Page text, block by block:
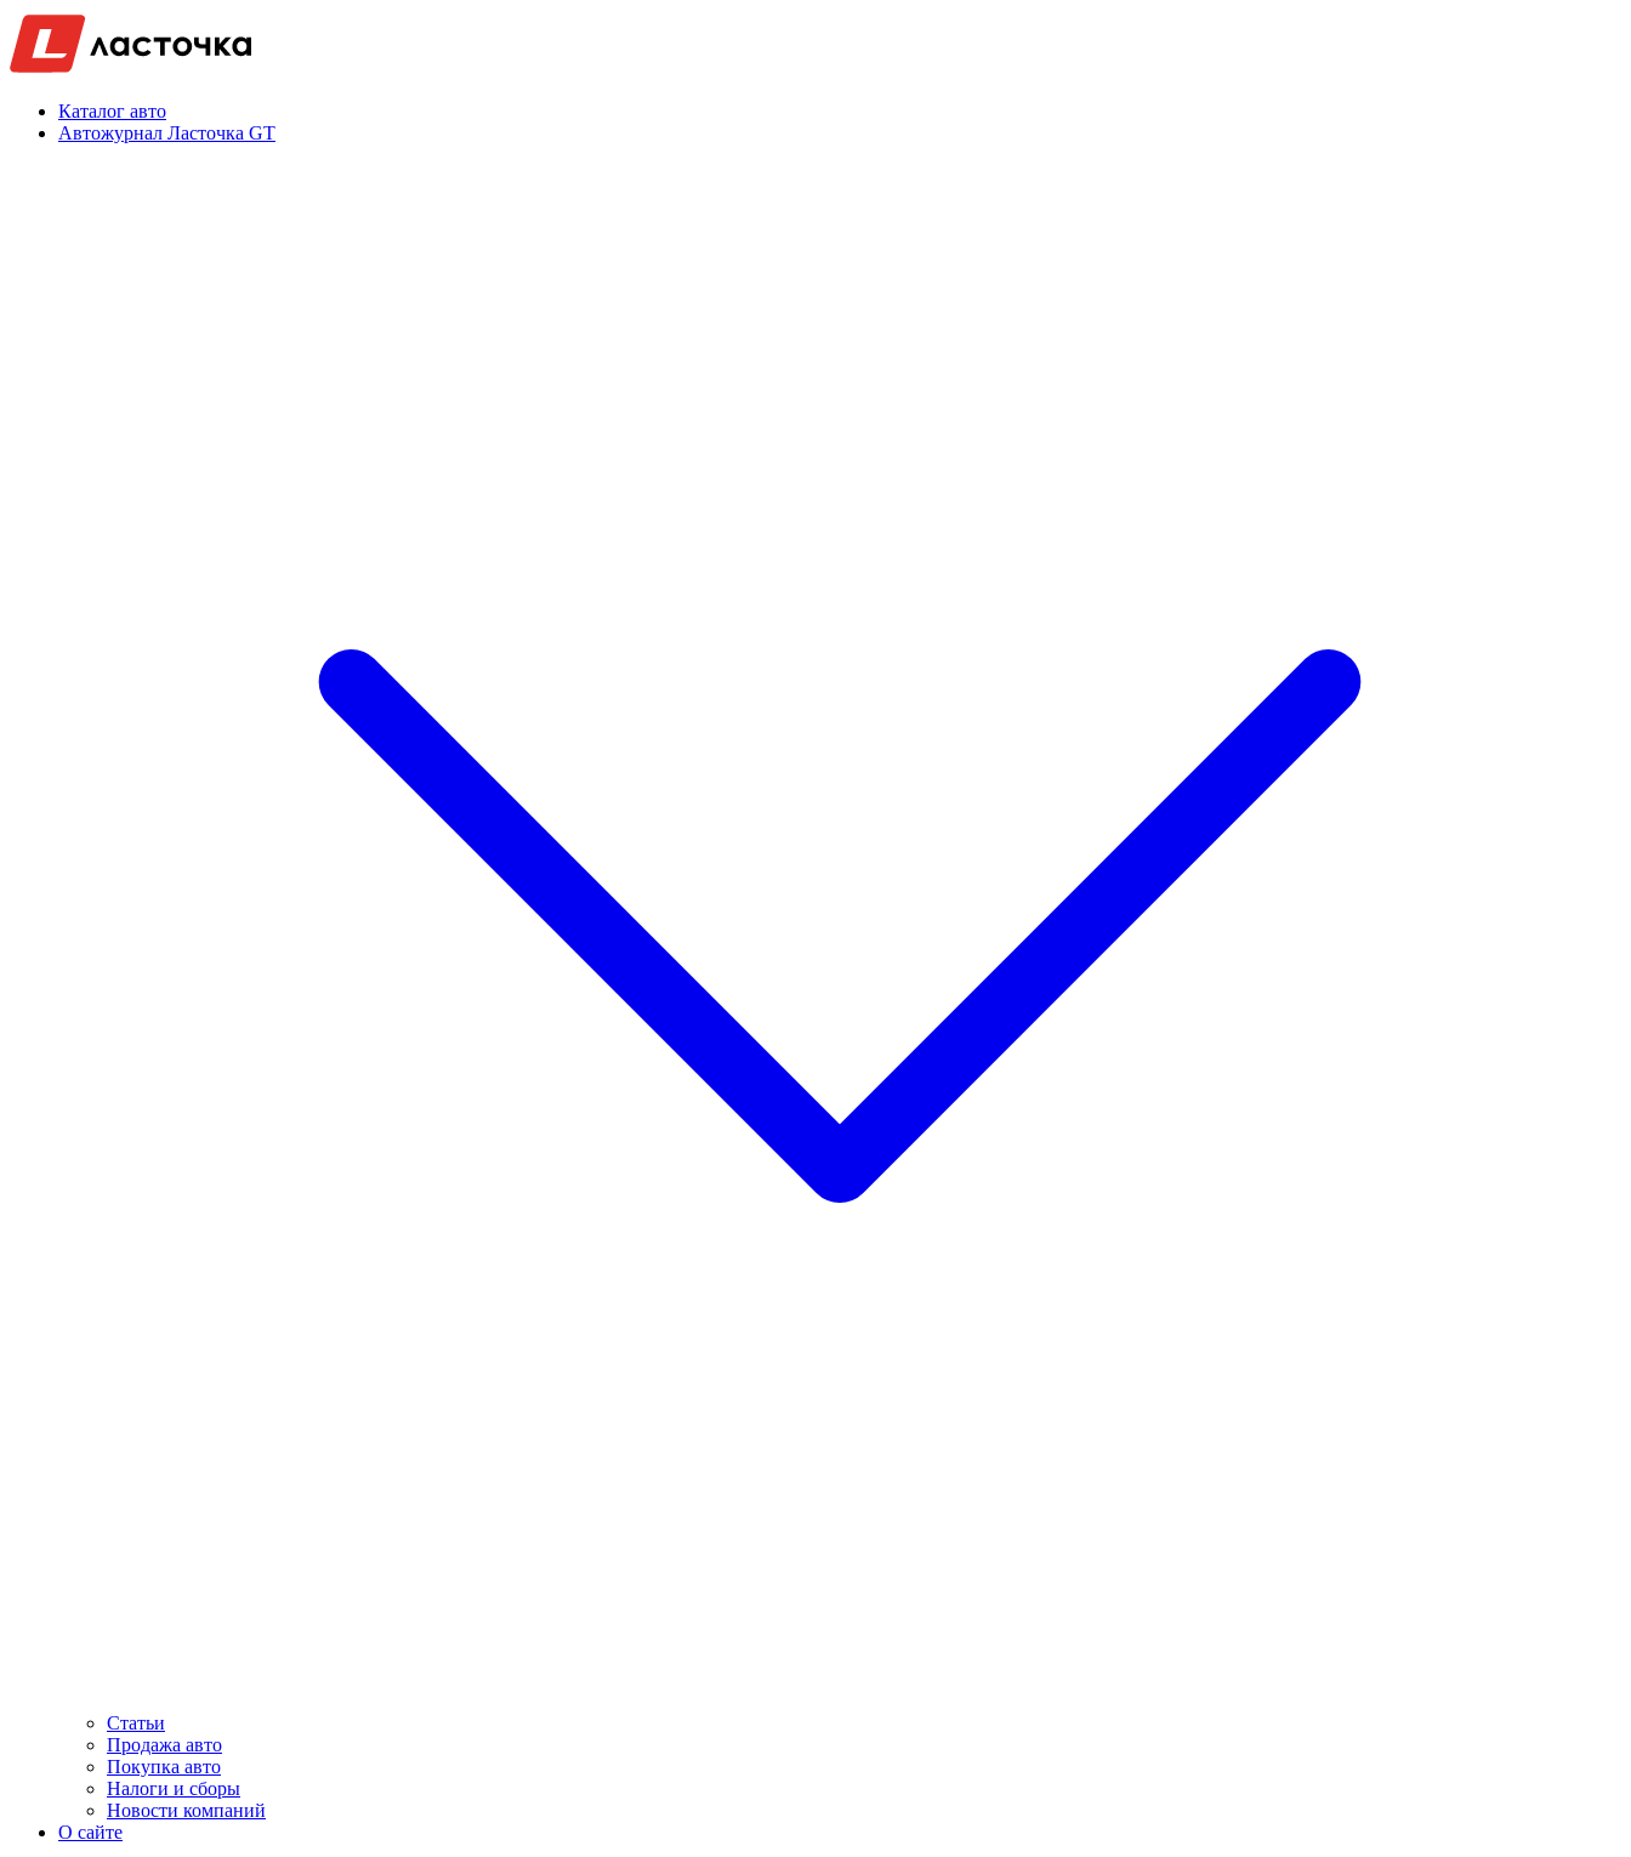
Каталог авто
Автожурнал Ласточка GT
Статьи
Продажа авто
Покупка авто
Налоги и сборы
Новости компаний
О сайте